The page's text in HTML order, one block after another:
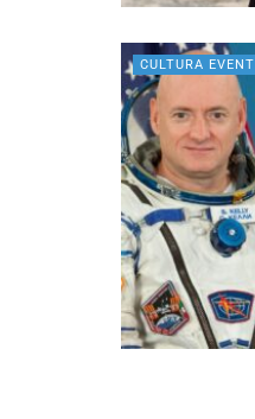
CULTURA EVENTI